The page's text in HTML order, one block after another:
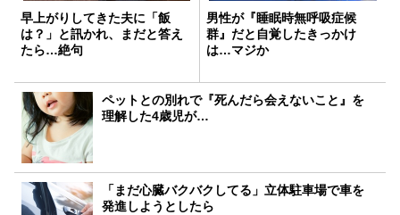
早上がりしてきた夫に「飯
は？」と訊かれ、まだと答え
たら…絶句
男性が『睡眠時無呼吸症候
群』だと自覚したきっかけ
は…マジか
ペットとの別れで『死んだら会えないこと』を
理解した4歳児が…
「まだ心臓バクバクしてる」立体駐車場で車を
発進しようとしたら